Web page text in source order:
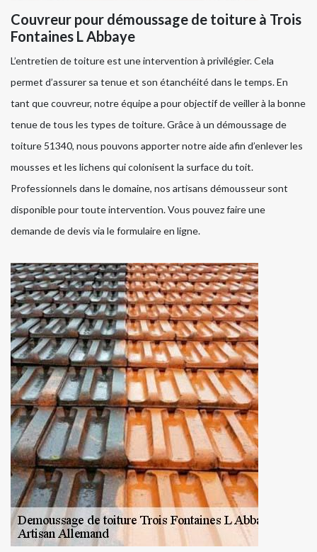
Couvreur pour démoussage de toiture à Trois
Fontaines L Abbaye
L’entretien de toiture est une intervention à privilégier. Cela
permet d’assurer sa tenue et son étanchéité dans le temps. En
tant que couvreur, notre équipe a pour objectif de veiller à la bonne
tenue de tous les types de toiture. Grâce à un démoussage de
toiture 51340, nous pouvons apporter notre aide afin d’enlever les
mousses et les lichens qui colonisent la surface du toit.
Professionnels dans le domaine, nos artisans démousseur sont
disponible pour toute intervention. Vous pouvez faire une
demande de devis via le formulaire en ligne.